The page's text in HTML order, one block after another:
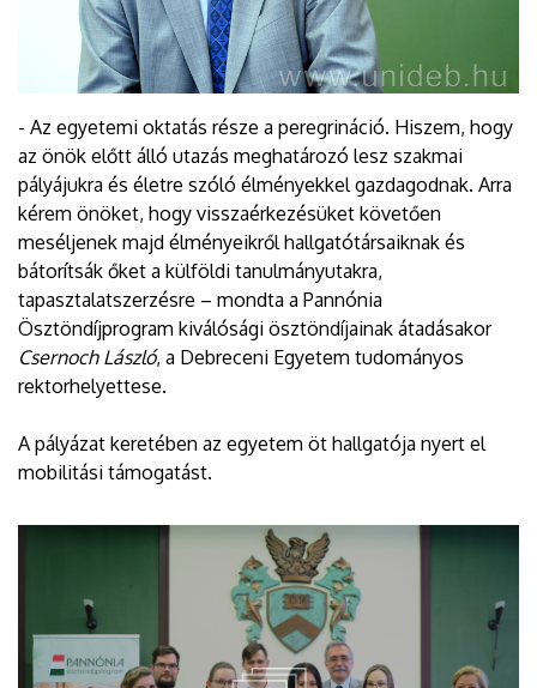
- Az egyetemi oktatás része a peregrináció. Hiszem, hogy
az önök előtt álló utazás meghatározó lesz szakmai
pályájukra és életre szóló élményekkel gazdagodnak. Arra
kérem önöket, hogy visszaérkezésüket követően
meséljenek majd élményeikről hallgatótársaiknak és
bátorítsák őket a külföldi tanulmányutakra,
tapasztalatszerzésre – mondta a Pannónia
Ösztöndíjprogram kiválósági ösztöndíjainak átadásakor
Csernoch László, a Debreceni Egyetem tudományos
rektorhelyettese.
A pályázat keretében az egyetem öt hallgatója nyert el
mobilitási támogatást.